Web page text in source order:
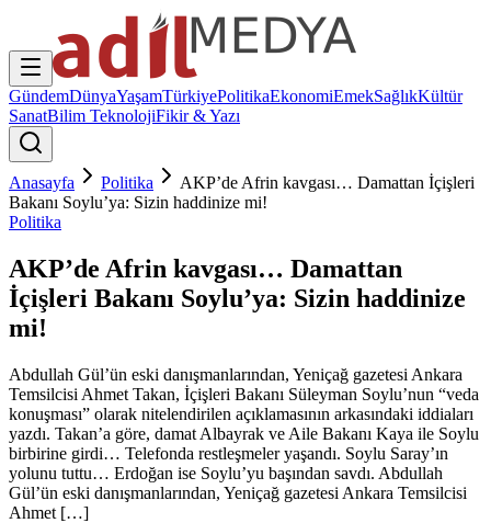
GündemDünyaYaşamTürkiyePolitikaEkonomiEmekSağlıkKültür
SanatBilim TeknolojiFikir & Yazı
Anasayfa Politika
AKP’de Afrin kavgası… Damattan İçişleri
Bakanı Soylu’ya: Sizin haddinize mi!
Politika
AKP’de Afrin kavgası… Damattan
İçişleri Bakanı Soylu’ya: Sizin haddinize
mi!
Abdullah Gül’ün eski danışmanlarından, Yeniçağ gazetesi Ankara
Temsilcisi Ahmet Takan, İçişleri Bakanı Süleyman Soylu’nun “veda
konuşması” olarak nitelendirilen açıklamasının arkasındaki iddiaları
yazdı. Takan’a göre, damat Albayrak ve Aile Bakanı Kaya ile Soylu
birbirine girdi… Telefonda restleşmeler yaşandı. Soylu Saray’ın
yolunu tuttu… Erdoğan ise Soylu’yu başından savdı. Abdullah
Gül’ün eski danışmanlarından, Yeniçağ gazetesi Ankara Temsilcisi
Ahmet […]